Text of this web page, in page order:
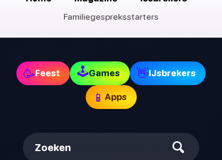
Familiegespreksstarters
🥳Feest 🕹Games 👋IJsbrekers
📱 Apps
Zoeken